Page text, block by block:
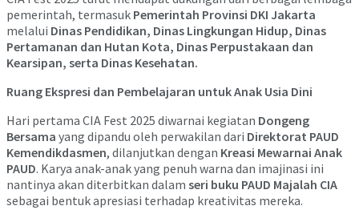
pemerintah, termasuk Pemerintah Provinsi DKI Jakarta
melalui Dinas Pendidikan, Dinas Lingkungan Hidup, Dinas
Pertamanan dan Hutan Kota, Dinas Perpustakaan dan
Kearsipan, serta Dinas Kesehatan.
Ruang Ekspresi dan Pembelajaran untuk Anak Usia Dini
Hari pertama CIA Fest 2025 diwarnai kegiatan Dongeng
Bersama yang dipandu oleh perwakilan dari Direktorat PAUD
Kemendikdasmen, dilanjutkan dengan Kreasi Mewarnai Anak
PAUD. Karya anak-anak yang penuh warna dan imajinasi ini
nantinya akan diterbitkan dalam seri buku PAUD Majalah CIA
sebagai bentuk apresiasi terhadap kreativitas mereka.